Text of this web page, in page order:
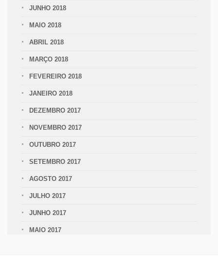
JUNHO 2018
MAIO 2018
ABRIL 2018
MARÇO 2018
FEVEREIRO 2018
JANEIRO 2018
DEZEMBRO 2017
NOVEMBRO 2017
OUTUBRO 2017
SETEMBRO 2017
AGOSTO 2017
JULHO 2017
JUNHO 2017
MAIO 2017